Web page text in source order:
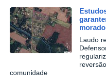
Laudo
comunidade